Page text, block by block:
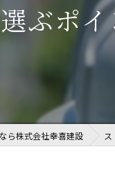
ぶポ
ら株式会社幸喜建設